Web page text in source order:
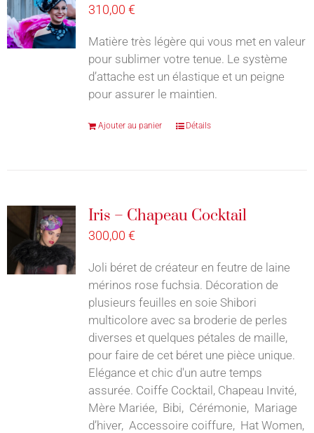
310,00 €
Matière très légère qui vous met en valeur
pour sublimer votre tenue. Le système
d’attache est un élastique et un peigne
pour assurer le maintien.
Ajouter au panier Détails
Iris – Chapeau Cocktail
300,00 €
Joli béret de créateur en feutre de laine
mérinos rose fuchsia. Décoration de
plusieurs feuilles en soie Shibori
multicolore avec sa broderie de perles
diverses et quelques pétales de maille,
pour faire de cet béret une pièce unique.
Elégance et chic d'un autre temps
assurée. Coiffe Cocktail, Chapeau Invité,
Mère Mariée, Bibi, Cérémonie, Mariage
d’hiver, Accessoire coiffure, Hat Women,